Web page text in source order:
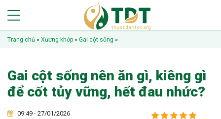
Trang chủ » Xương khớp » Gai cột sống »
Gai cột sống nên ăn gì, kiêng gì
để cốt tủy vững, hết đau nhức?
09:49 - 27/01/2026